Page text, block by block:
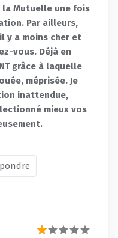
Mutuelle une fois
Par ailleurs,
y a moins cher et
vous. Déjà en
grâce à laquelle
méprisée. Je
inattendue,
mieux vos